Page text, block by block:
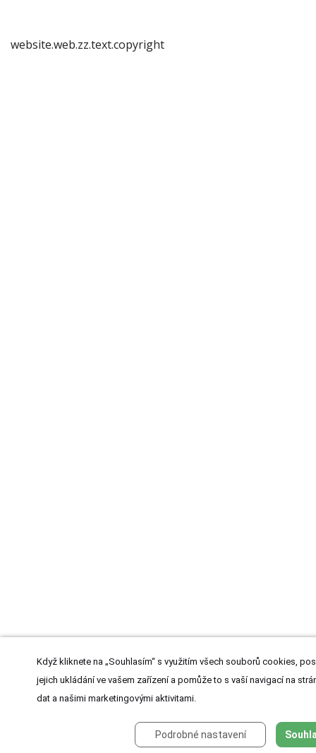
website.web.zz.text.copyright
Když kliknete na „Souhlasím“ s využitím všech souborů cookies,
jejich ukládání ve vašem zařízení a pomůže to s vaší navigací na
dat a našimi marketingovými aktivitami.
Podrobné nastavení